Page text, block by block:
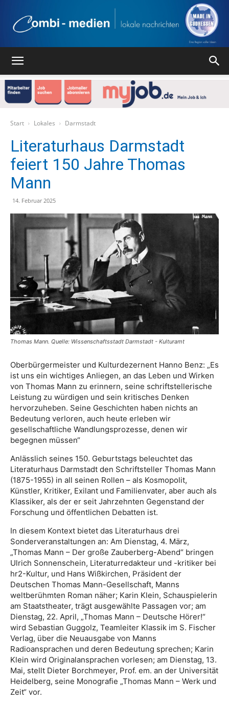
Verlag
Start Lokales Darmstadt
Literaturhaus Darmstadt
feiert 150 Jahre Thomas
Mann
14. Februar 2025
Thomas Mann. Quelle: Wissenschaftsstadt Darmstadt - Kulturamt
Oberbürgermeister und Kulturdezernent Hanno Benz: „Es
ist uns ein wichtiges Anliegen, an das Leben und Wirken
von Thomas Mann zu erinnern, seine schriftstellerische
Leistung zu würdigen und sein kritisches Denken
hervorzuheben. Seine Geschichten haben nichts an
Bedeutung verloren, auch heute erleben wir
gesellschaftliche Wandlungsprozesse, denen wir
begegnen müssen“
Anlässlich seines 150. Geburtstags beleuchtet das
Literaturhaus Darmstadt den Schriftsteller Thomas Mann
(1875-1955) in all seinen Rollen – als Kosmopolit,
Künstler, Kritiker, Exilant und Familienvater, aber auch als
Klassiker, als der er seit Jahrzehnten Gegenstand der
Forschung und öffentlichen Debatten ist.
In diesem Kontext bietet das Literaturhaus drei
Sonderveranstaltungen an: Am Dienstag, 4. März,
„Thomas Mann – Der große Zauberberg-Abend“ bringen
Ulrich Sonnenschein, Literaturredakteur und -kritiker bei
hr2-Kultur, und Hans Wißkirchen, Präsident der
Deutschen Thomas Mann-Gesellschaft, Manns
weltberühmten Roman näher; Karin Klein, Schauspielerin
am Staatstheater, trägt ausgewählte Passagen vor; am
Dienstag, 22. April, „Thomas Mann – Deutsche Hörer!“
wird Sebastian Guggolz, Teamleiter Klassik im S. Fischer
Verlag, über die Neuausgabe von Manns
Radioansprachen und deren Bedeutung sprechen; Karin
Klein wird Originalansprachen vorlesen; am Dienstag, 13.
Mai, stellt Dieter Borchmeyer, Prof. em. an der Universität
Heidelberg, seine Monografie „Thomas Mann – Werk und
Zeit“ vor.